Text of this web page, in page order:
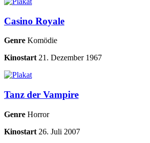
Casino Royale
Genre Komödie
Kinostart 21. Dezember 1967
Tanz der Vampire
Genre Horror
Kinostart 26. Juli 2007